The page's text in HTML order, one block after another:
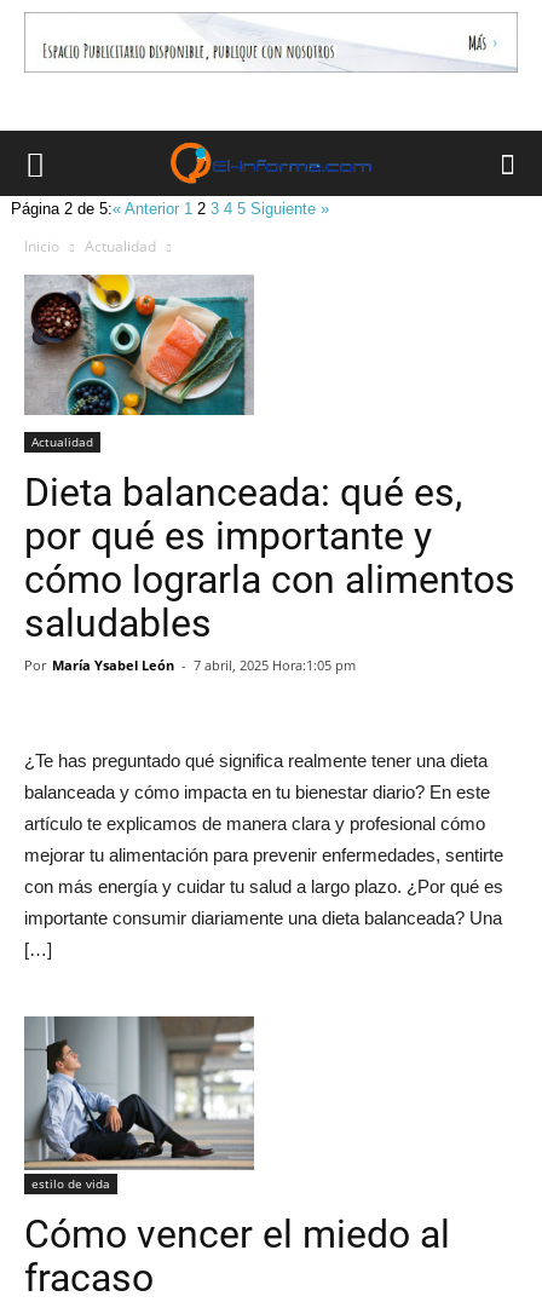
Página 2 de 5:« Anterior 1 23 4 5 Siguiente »
Inicio Actualidad
Actualidad
Dieta balanceada: qué es,
por qué es importante y
cómo lograrla con alimentos
saludables
Por María Ysabel León - 7 abril, 2025 Hora:1:05 pm
¿Te has preguntado qué significa realmente tener una dieta
balanceada y cómo impacta en tu bienestar diario? En este
artículo te explicamos de manera clara y profesional cómo
mejorar tu alimentación para prevenir enfermedades, sentirte
con más energía y cuidar tu salud a largo plazo. ¿Por qué es
importante consumir diariamente una dieta balanceada? Una
[…]
estilo de vida
Cómo vencer el miedo al
fracaso